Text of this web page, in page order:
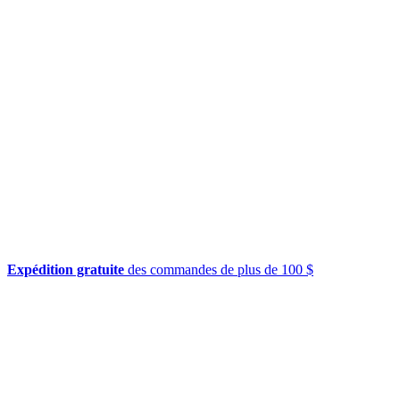
Expédition gratuite des commandes de plus de 100 $